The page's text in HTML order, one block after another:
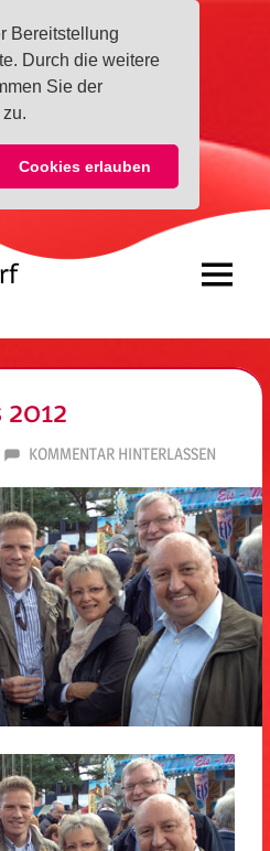
Bereitstellung
Durch die weitere
Sie der
Cookies erlauben
Menü
SPD EITORF
KOMMENTAR HINTERLASSEN